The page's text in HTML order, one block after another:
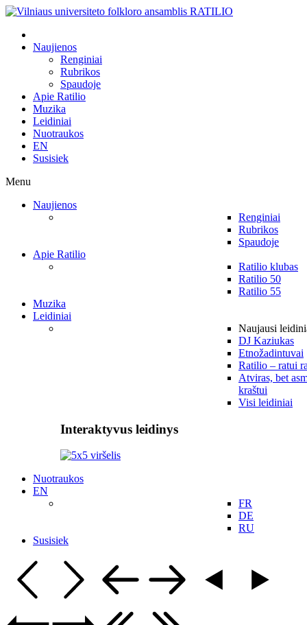
Naujienos
Renginiai
Rubrikos
Spaudoje
Apie Ratilio
Muzika
Leidiniai
Nuotraukos
EN
Susisiek
Menu
Naujienos
Renginiai
Rubrikos
Spaudoje
Apie Ratilio
Ratilio klubas
Ratilio 50
Ratilio 55
Muzika
Leidiniai
Naujausi
DJ Kaziukas
Etnožadintuvai
Ratilio – ratui
Atviras, bet
kraštui
Visi leidiniai
Interaktyvus leidinys
Nuotraukos
EN
FR
DE
RU
Susisiek